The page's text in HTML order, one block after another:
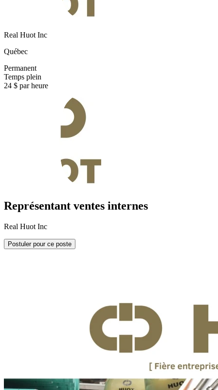
Real Huot Inc
Québec
Permanent
Temps plein
24 $ par heure
Représentant ventes internes
Real Huot Inc
Postuler pour ce poste